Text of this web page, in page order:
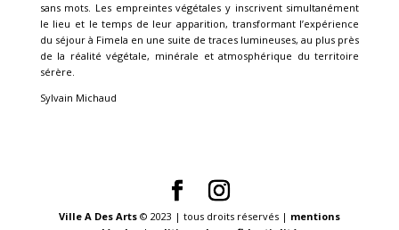
sans mots. Les empreintes végétales y inscrivent simultanément
le lieu et le temps de leur apparition, transformant l’expérience
du séjour à Fimela en une suite de traces lumineuses, au plus près
de la réalité végétale, minérale et atmosphérique du territoire
sérère.
Sylvain Michaud
Ville A Des Arts© 2023 | tous droits réservés | mentions